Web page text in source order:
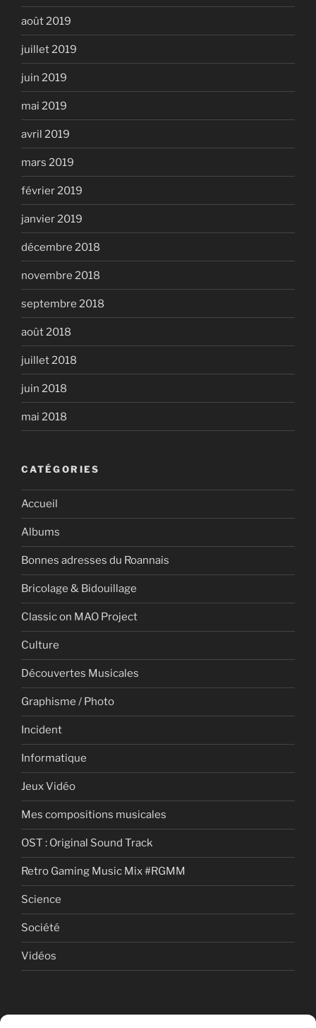
août 2019
juillet 2019
juin 2019
mai 2019
avril 2019
mars 2019
février 2019
janvier 2019
décembre 2018
novembre 2018
septembre 2018
août 2018
juillet 2018
juin 2018
mai 2018
CATÉGORIES
Accueil
Albums
Bonnes adresses du Roannais
Bricolage & Bidouillage
Classic on MAO Project
Culture
Découvertes Musicales
Graphisme / Photo
Incident
Informatique
Jeux Vidéo
Mes compositions musicales
OST : Original Sound Track
Retro Gaming Music Mix #RGMM
Science
Société
Vidéos